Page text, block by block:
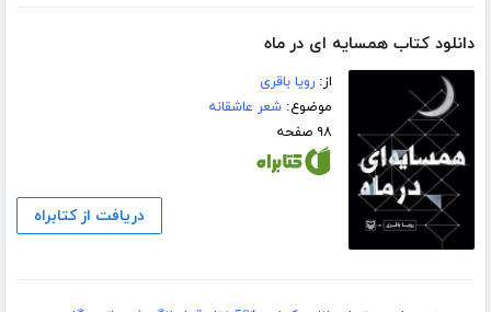
دانلود کتاب همسایه ای در ماه
از:رویا باقری
موضوع:شعر عاشقانه
۹۸ صفحه
دریافت از کتابراه